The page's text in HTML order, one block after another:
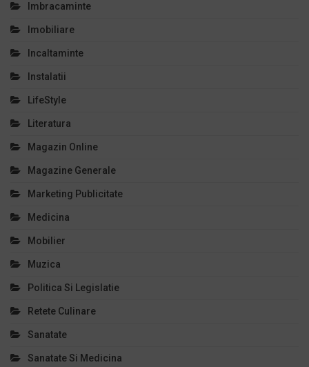
Imbracaminte
Imobiliare
Incaltaminte
Instalatii
LifeStyle
Literatura
Magazin Online
Magazine Generale
Marketing Publicitate
Medicina
Mobilier
Muzica
Politica Si Legislatie
Retete Culinare
Sanatate
Sanatate Si Medicina